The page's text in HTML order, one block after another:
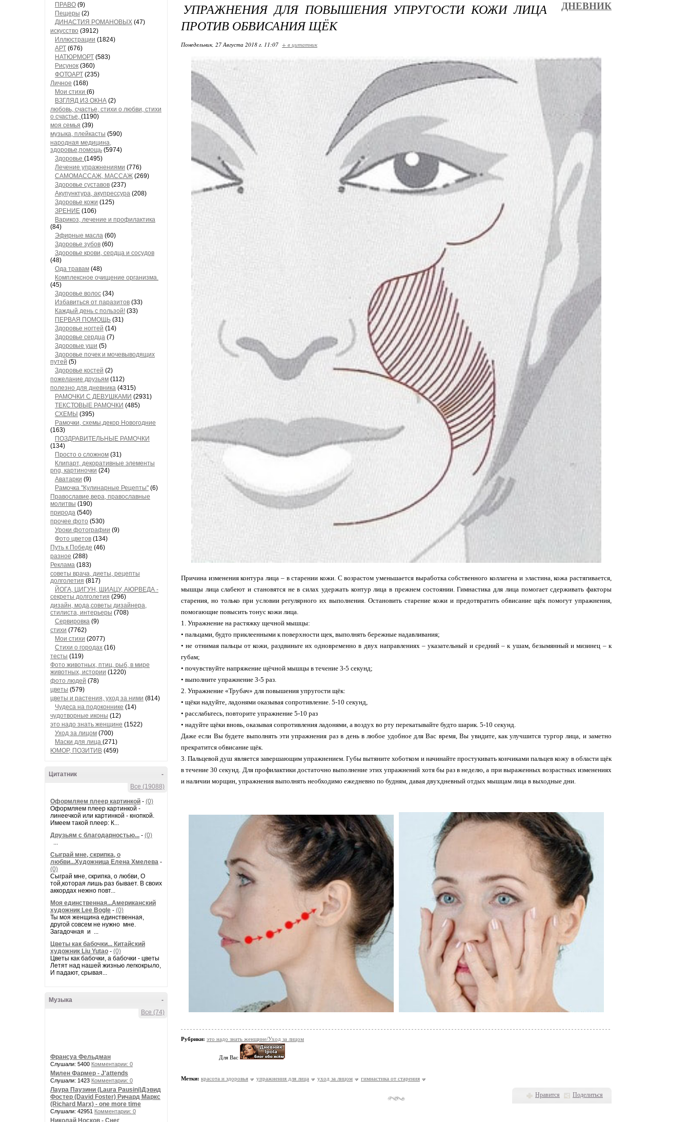
ПРАВО (9)
Пещеры (2)
ДИНАСТИЯ РОМАНОВЫХ (47)
искусство (3912)
Иллюстрации (1824)
АРТ (676)
НАТЮРМОРТ (583)
Рисунок (360)
ФОТОАРТ (235)
Личное (168)
Мои стихи (6)
ВЗГЛЯД ИЗ ОКНА (2)
любовь, счастье, стихи о любви, стихи
о счастье, (1190)
моя семья (39)
музыка, плейкасты (590)
народная медицина,
здоровье,помощь (5974)
Здоровье (1495)
Лечение упражнениями (776)
САМОМАССАЖ, МАССАЖ (269)
Здоровье суставов (237)
Акупунктура, акупрессура (208)
Здоровье кожи (125)
ЗРЕНИЕ (106)
Варикоз, лечение и профилактика
(84)
Эфирные масла (60)
Здоровье зубов (60)
Здоровье крови, сердца и сосудов
(48)
Ода травам (48)
Комплексное очищение организма.
(45)
Здоровье волос (34)
Избавиться от паразитов (33)
Каждый день с пользой! (33)
ПЕРВАЯ ПОМОЩЬ (31)
Здоровье ногтей (14)
Здоровье сердца (7)
Здоровые уши (5)
Здоровье почек и мочевыводящих
путей (5)
Здоровье костей (2)
пожелание друзьям (112)
полезно для дневника (4315)
РАМОЧКИ С ДЕВУШКАМИ (2931)
ТЕКСТОВЫЕ РАМОЧКИ (485)
СХЕМЫ (395)
Рамочки, схемы,декор Новогодние
(163)
ПОЗДРАВИТЕЛЬНЫЕ РАМОЧКИ
(134)
Просто о сложном (31)
Клипарт, декоративные элементы
png, картиночки (24)
Аватарки (9)
Рамочка "Кулинарные Рецепты" (6)
Православие,вера, православные
молитвы (190)
природа (540)
прочее фото (530)
Уроки фотографии (9)
Фото цветов (134)
Путь к Победе (46)
разное (288)
Реклама (183)
советы врача, диеты, рецепты
долголетия (817)
ЙОГА, ЦИГУН, ШИАЦУ, АЮРВЕДА -
секреты долголетия (296)
дизайн, мода,советы дизайнера,
стилиста, интерьеры (708)
Сервировка (9)
стихи (7762)
Мои стихи (2077)
Стихи о городах (16)
тесты (119)
Фото животных, птиц, рыб, в мире
животных, истории (1220)
фото людей (78)
цветы (579)
цветы и растения, уход за ними (814)
Чудеса на подоконнике (14)
чудотворные иконы (12)
это надо знать женщине (1522)
Уход за лицом (700)
Маски для лица (271)
ЮМОР, ПОЗИТИВ (459)
-
Цитатник
Все (19088)
Оформляем плеер картинкой - (0)
Оформляем плеер картинкой -
линеечкой или картинкой - кнопкой.
Имеем такой плеер: К...
Друзьям с благодарностью... - (0)
...
Сыграй мне, скрипка, о
любви...Художница Елена Хмелева -
(0)
Сыграй мне, скрипка, о любви, О
той,которая лишь раз бывает. В своих
аккордах нежно повт...
Моя единственная...Американский
художник Lee Bogle - (0)
Ты моя женщина единственная,
другой совсем не нужно мне.
Загадочная и ...
Цветы как бабочки... Китайский
художник Liu Yutao - (0)
Цветы как бабочки, а бабочки - цветы
Летят над нашей жизнью легкокрыло,
И падают, срывая...
-
Музыка
Все (74)
Франсуа Фельдман
Слушали: 5400 Комментарии: 0
Милен Фармер - J'attends
Слушали: 1423 Комментарии: 0
Лаура Паузини (Laura Pausini)Дэвид
Фостер (David Foster) Ричард Маркс
(Richard Marx) - one more time
Слушали: 42951 Комментарии: 0
Николай Носков - Снег
Нравится Поделиться
УПРАЖНЕНИЯ ДЛЯ ПОВЫШЕНИЯ УПРУГОСТИ КОЖИ ЛИЦА
ПРОТИВ ОБВИСАНИЯ ЩЁК
ДНЕВНИК
Понедельник, 27 Августа 2018 г. 11:07 + в цитатник
Причина изменения контура лица – в старении кожи. С возрастом уменьшается выработка собственного коллагена и эластина, кожа растягивается,
мышцы лица слабеют и становятся не в силах удержать контур лица в прежнем состоянии. Гимнастика для лица помогает сдерживать факторы
старения, но только при условии регулярного их выполнения. Остановить старение кожи и предотвратить обвисание щёк помогут упражнения,
помогающие повысить тонус кожи лица.
1. Упражнение на растяжку щечной мышцы:
• пальцами, будто приклеенными к поверхности щек, выполнять бережные надавливания;
• не отнимая пальцы от кожи, раздвиньте их одновременно в двух направлениях – указательный и средний – к ушам, безымянный и мизинец – к
губам;
• почувствуйте напряжение щёчной мышцы в течение 3-5 секунд;
• выполните упражнение 3-5 раз.
2. Упражнение «Трубач» для повышения упругости щёк:
• щёки надуйте, ладонями оказывая сопротивление. 5-10 секунд,
• расслабьтесь, повторите упражнение 5-10 раз
• надуйте щёки вновь, оказывая сопротивления ладонями, а воздух во рту перекатывайте будто шарик. 5-10 секунд.
Даже если Вы будете выполнять эти упражнения раз в день в любое удобное для Вас время, Вы увидите, как улучшится тургор лица, и заметно
прекратится обвисание щёк.
3. Пальцевой душ является завершающим упражнением. Губы вытяните хоботком и начинайте простукивать кончиками пальцев кожу в области щёк
в течение 30 секунд. Для профилактики достаточно выполнение этих упражнений хотя бы раз в неделю, а при выраженных возрастных изменениях
и наличии морщин, упражнения выполнять необходимо ежедневно по будням, давая двухдневный отдых мышцам лица в выходные дни.
Рубрики: это надо знать женщине/Уход за лицом
Для Вас
Метки: красота и здоровья упражнения для лица уход за лицом гимнастика от старения